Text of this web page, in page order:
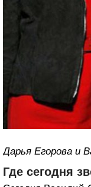
Дарья Егорова и
Где сегодня